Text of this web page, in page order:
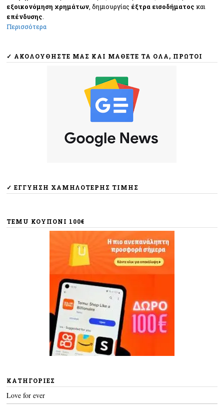
εξοικονόμηση χρημάτων, δημιουργίας έξτρα εισοδήματος και
επένδυσης.
Περισσότερα
✓ ΑΚΟΛΟΥΘΉΣΤΕ ΜΑΣ ΚΑΙ ΜΆΘΕΤΕ ΤΑ ΌΛΑ, ΠΡΏΤΟΙ
✓ ΕΓΓΎΗΣΗ ΧΑΜΗΛΌΤΕΡΗΣ ΤΙΜΉΣ
TEMU ΚΟΥΠΟΝΙ 100€
KΑΤΗΓΟΡΊΕΣ
Love for ever